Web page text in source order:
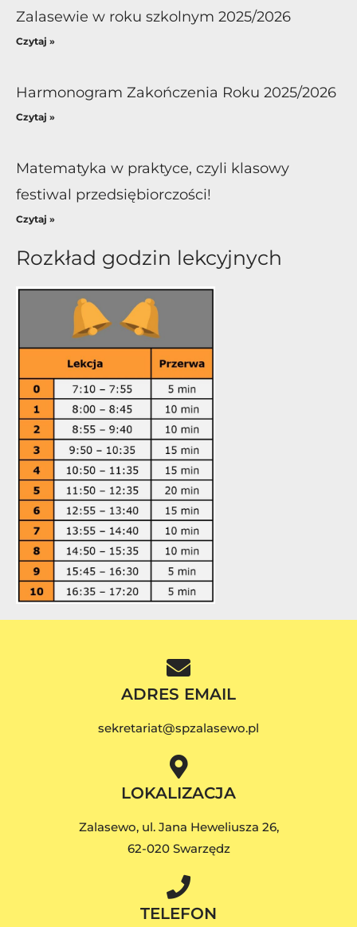
Zalasewie w roku szkolnym 2025/2026
Czytaj »
Harmonogram Zakończenia Roku 2025/2026
Czytaj »
Matematyka w praktyce, czyli klasowy
festiwal przedsiębiorczości!
Czytaj »
Rozkład godzin lekcyjnych
ADRES EMAIL
sekretariat@spzalasewo.pl
LOKALIZACJA
Zalasewo, ul. Jana Heweliusza 26,
62-020 Swarzędz
TELEFON